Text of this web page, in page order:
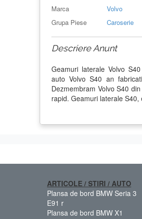
Marca Volvo
Grupa Piese
Caroserie
Descriere Anunt
Geamuri laterale Volvo
auto Volvo S40 an
Dezmembram Volvo S40
rapid. Geamuri laterale S40,
ARTICOLE / STIRI / AUTO
Plansa de bord BMW Seria 3
E91 r
Plansa de bord BMW X1